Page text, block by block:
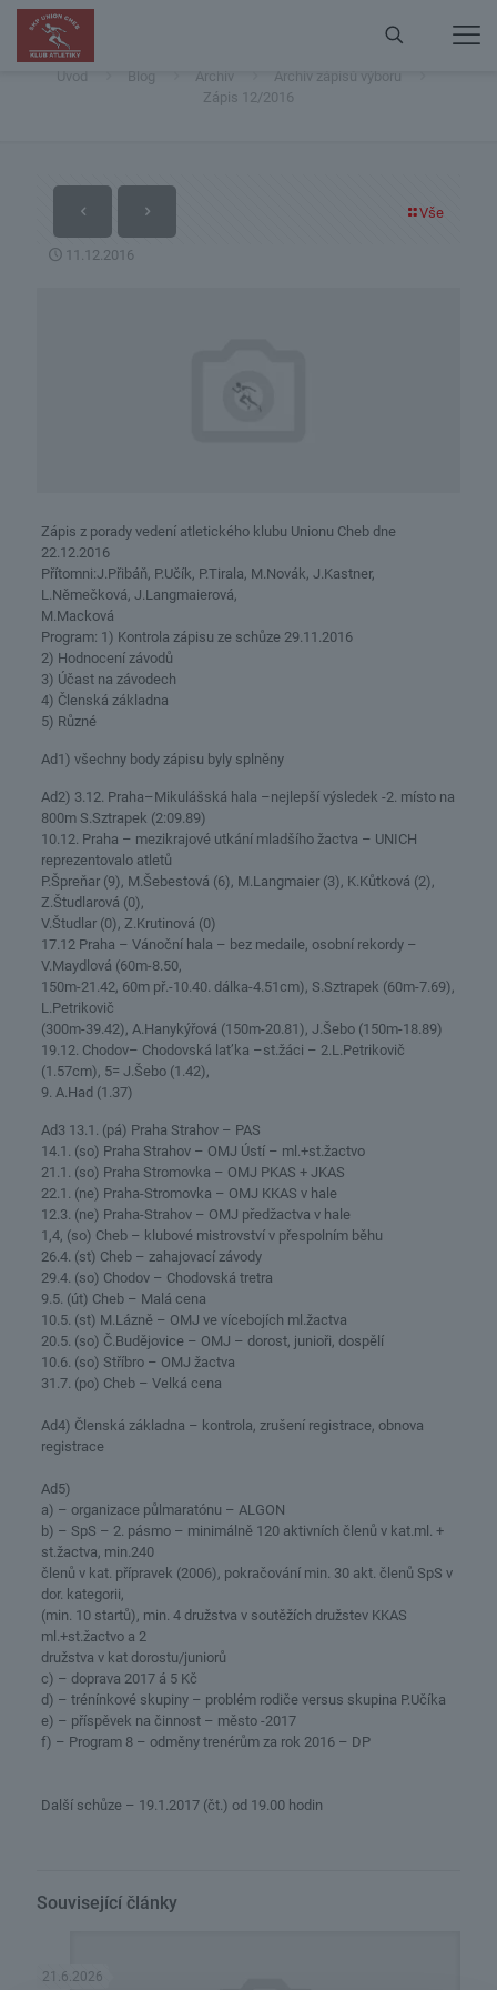
Úvod Blog Archiv
Archiv zápisů výboru
Zápis 12/2016
Vše
11.12.2016
Zápis z porady vedení atletického klubu Unionu Cheb dne
22.12.2016
Přítomni:J.Přibáň, P.Učík, P.Tirala, M.Novák, J.Kastner,
L.Němečková, J.Langmaierová,
M.Macková
Program: 1) Kontrola zápisu ze schůze 29.11.2016
2) Hodnocení závodů
3) Účast na závodech
4) Členská základna
5) Různé
Ad1) všechny body zápisu byly splněny
Ad2) 3.12. Praha–Mikulášská hala –nejlepší výsledek -2. místo na
800m S.Sztrapek (2:09.89)
10.12. Praha – mezikrajové utkání mladšího žactva – UNICH
reprezentovalo atletů
P.Špreňar (9), M.Šebestová (6), M.Langmaier (3), K.Kůtková (2),
Z.Študlarová (0),
V.Študlar (0), Z.Krutinová (0)
17.12 Praha – Vánoční hala – bez medaile, osobní rekordy –
V.Maydlová (60m-8.50,
150m-21.42, 60m př.-10.40. dálka-4.51cm), S.Sztrapek (60m-7.69),
L.Petrikovič
(300m-39.42), A.Hanykýřová (150m-20.81), J.Šebo (150m-18.89)
19.12. Chodov– Chodovská lat’ka –st.žáci – 2.L.Petrikovič
(1.57cm), 5= J.Šebo (1.42),
9. A.Had (1.37)
Ad3 13.1. (pá) Praha Strahov – PAS
14.1. (so) Praha Strahov – OMJ Ústí – ml.+st.žactvo
21.1. (so) Praha Stromovka – OMJ PKAS + JKAS
22.1. (ne) Praha-Stromovka – OMJ KKAS v hale
12.3. (ne) Praha-Strahov – OMJ předžactva v hale
1,4, (so) Cheb – klubové mistrovství v přespolním běhu
26.4. (st) Cheb – zahajovací závody
29.4. (so) Chodov – Chodovská tretra
9.5. (út) Cheb – Malá cena
10.5. (st) M.Lázně – OMJ ve vícebojích ml.žactva
20.5. (so) Č.Budějovice – OMJ – dorost, junioři, dospělí
10.6. (so) Stříbro – OMJ žactva
31.7. (po) Cheb – Velká cena
Ad4) Členská základna – kontrola, zrušení registrace, obnova
registrace
Ad5)
a) – organizace půlmaratónu – ALGON
b) – SpS – 2. pásmo – minimálně 120 aktivních členů v kat.ml. +
st.žactva, min.240
členů v kat. přípravek (2006), pokračování min. 30 akt. členů SpS v
dor. kategorii,
(min. 10 startů), min. 4 družstva v soutěžích družstev KKAS
ml.+st.žactvo a 2
družstva v kat dorostu/juniorů
c) – doprava 2017 á 5 Kč
d) – trénínkové skupiny – problém rodiče versus skupina P.Učíka
e) – příspěvek na činnost – město -2017
f) – Program 8 – odměny trenérům za rok 2016 – DP
Další schůze – 19.1.2017 (čt.) od 19.00 hodin
Související články
21.6.2026